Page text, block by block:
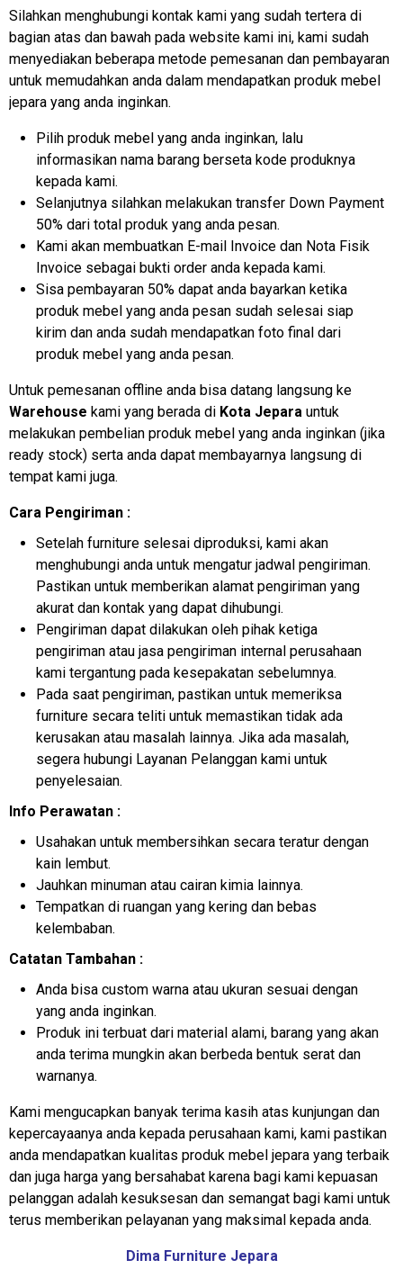
Silahkan menghubungi kontak kami yang sudah tertera di
bagian atas dan bawah pada website kami ini, kami sudah
menyediakan beberapa metode pemesanan dan pembayaran
untuk memudahkan anda dalam mendapatkan produk mebel
jepara yang anda inginkan.
Pilih produk mebel yang anda inginkan, lalu
informasikan nama barang berseta kode produknya
kepada kami.
Selanjutnya silahkan melakukan transfer Down Payment
50% dari total produk yang anda pesan.
Kami akan membuatkan E-mail Invoice dan Nota Fisik
Invoice sebagai bukti order anda kepada kami.
Sisa pembayaran 50% dapat anda bayarkan ketika
produk mebel yang anda pesan sudah selesai siap
kirim dan anda sudah mendapatkan foto final dari
produk mebel yang anda pesan.
Untuk pemesanan offline anda bisa datang langsung ke
Warehouse kami yang berada di Kota Jepara untuk
melakukan pembelian produk mebel yang anda inginkan (jika
ready stock) serta anda dapat membayarnya langsung di
tempat kami juga.
Cara Pengiriman :
Setelah furniture selesai diproduksi, kami akan
menghubungi anda untuk mengatur jadwal pengiriman.
Pastikan untuk memberikan alamat pengiriman yang
akurat dan kontak yang dapat dihubungi.
Pengiriman dapat dilakukan oleh pihak ketiga
pengiriman atau jasa pengiriman internal perusahaan
kami tergantung pada kesepakatan sebelumnya.
Pada saat pengiriman, pastikan untuk memeriksa
furniture secara teliti untuk memastikan tidak ada
kerusakan atau masalah lainnya. Jika ada masalah,
segera hubungi Layanan Pelanggan kami untuk
penyelesaian.
Info Perawatan :
Usahakan untuk membersihkan secara teratur dengan
kain lembut.
Jauhkan minuman atau cairan kimia lainnya.
Tempatkan di ruangan yang kering dan bebas
kelembaban.
Catatan Tambahan :
Anda bisa custom warna atau ukuran sesuai dengan
yang anda inginkan.
Produk ini terbuat dari material alami, barang yang akan
anda terima mungkin akan berbeda bentuk serat dan
warnanya.
Kami mengucapkan banyak terima kasih atas kunjungan dan
kepercayaanya anda kepada perusahaan kami, kami pastikan
anda mendapatkan kualitas produk mebel jepara yang terbaik
dan juga harga yang bersahabat karena bagi kami kepuasan
pelanggan adalah kesuksesan dan semangat bagi kami untuk
terus memberikan pelayanan yang maksimal kepada anda.
Dima Furniture Jepara